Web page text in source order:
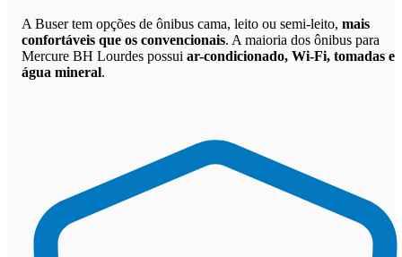
A Buser tem opções de ônibus cama, leito ou semi-leito, mais
confortáveis que os convencionais. A maioria dos ônibus para
Mercure BH Lourdes possui ar-condicionado, Wi-Fi, tomadas e
água mineral.